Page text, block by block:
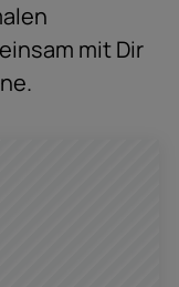
mit Dir